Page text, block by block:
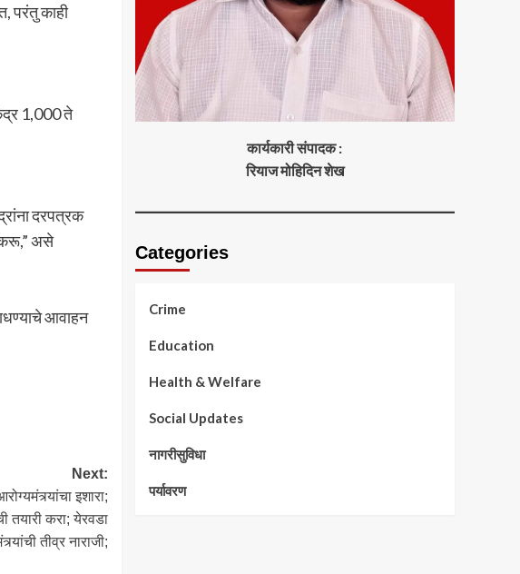
परंतु काही
1,000 ते
दरपत्रक
करू,” असे
आवाहन
Next:
इशारा;
तयारी करा; येरवडा
तीव्र नाराजी;
कार्यकारी संपादक :
रियाज मोहिदिन शेख
Categories
Crime
Education
Health & Welfare
Social Updates
नागरीसुविधा
पर्यावरण